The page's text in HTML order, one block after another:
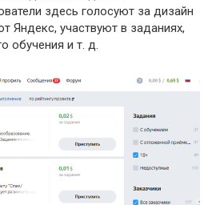
здесь голосуют за дизайн
Яндекс, участвуют в заданиях,
обучения и т. д.